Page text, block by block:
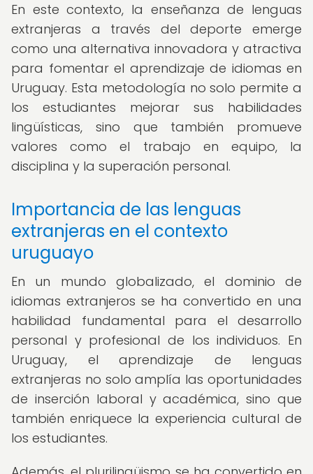
En este contexto, la enseñanza de lenguas
extranjeras a través del deporte emerge
como una alternativa innovadora y atractiva
para fomentar el aprendizaje de idiomas en
Uruguay. Esta metodología no solo permite a
los estudiantes mejorar sus habilidades
lingüísticas, sino que también promueve
valores como el trabajo en equipo, la
disciplina y la superación personal.
Importancia de las lenguas
extranjeras en el contexto
uruguayo
En un mundo globalizado, el dominio de
idiomas extranjeros se ha convertido en una
habilidad fundamental para el desarrollo
personal y profesional de los individuos. En
Uruguay, el aprendizaje de lenguas
extranjeras no solo amplía las oportunidades
de inserción laboral y académica, sino que
también enriquece la experiencia cultural de
los estudiantes.